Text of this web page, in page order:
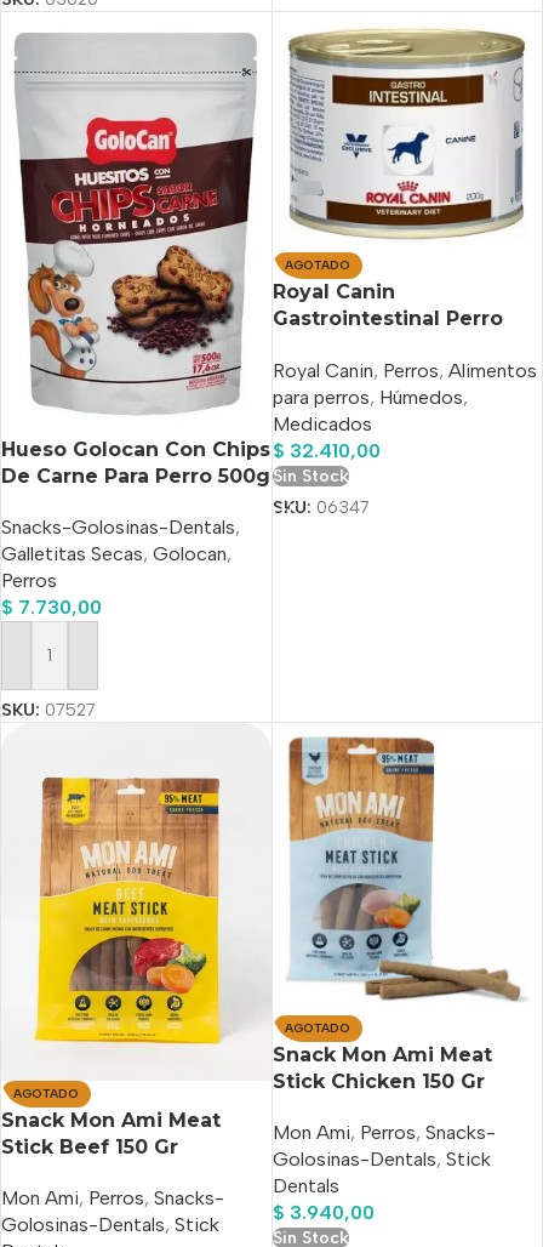
Hueso Golocan Con Chips
De Carne Para Perro 500g
Snacks-Golosinas-Dentals,
Galletitas Secas, Golocan,
Perros
$ 7.730,00
Añadir Al Carrito
SKU: 07527
AGOTADO
Royal Canin
Gastrointestinal Perro
Unidades
Royal Canin, Perros, Alimentos
para perros, Húmedos,
Medicados
$ 32.410,00
Sin Stock
SKU: 06347
AGOTADO
Snack Mon Ami Meat
Stick Beef 150 Gr
Mon Ami, Perros, Snacks-
Golosinas-Dentals, Stick
AGOTADO
Snack Mon Ami Meat
Stick Chicken 150 Gr
Mon Ami, Perros, Snacks-
Golosinas-Dentals, Stick
Dentals
$ 3.940,00
Sin Stock